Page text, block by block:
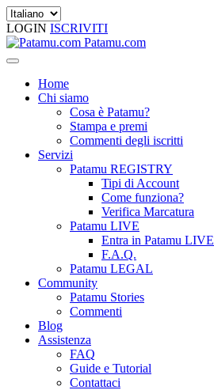
LOGIN ISCRIVITI
Patamu.com
Home
Chi siamo
Cosa è Patamu?
Stampa e premi
Commenti degli iscritti
Servizi
Patamu REGISTRY
Tipi di Account
Come funziona?
Verifica Marcatura
Patamu LIVE
Entra in Patamu LIVE
F.A.Q.
Patamu LEGAL
Community
Patamu Stories
Commenti
Blog
Assistenza
FAQ
Guide e Tutorial
Contattaci